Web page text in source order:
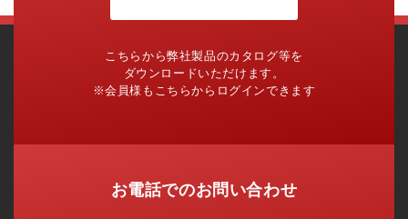
こちらから弊社製品のカタログ等を
ダウンロードいただけます。
※会員様もこちらからログインできます
お電話でのお問い合わせ